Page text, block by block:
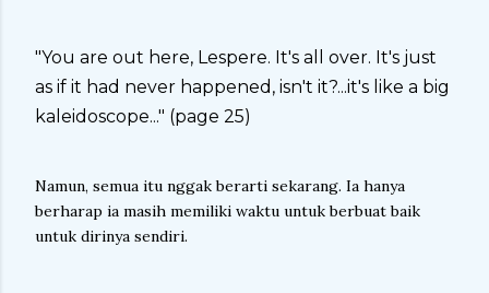
"You are out here, Lespere. It's all over. It's just
as if it had never happened, isn't it?...it's like a big
kaleidoscope..." (page 25)
Namun, semua itu nggak berarti sekarang. Ia hanya
berharap ia masih memiliki waktu untuk berbuat baik
untuk dirinya sendiri.